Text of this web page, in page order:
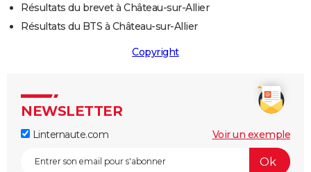
Résultats du brevet à Château-sur-Allier
Résultats du BTS à Château-sur-Allier
Copyright
NEWSLETTER
Linternaute.com Voir un exemple